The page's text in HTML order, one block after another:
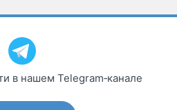
в нашем Telegram‑канале